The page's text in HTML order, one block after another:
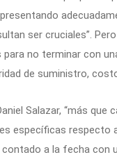
ser cruciales”.
no terminar con
de suministro,
Salazar, “más
específicas respecto
a la fecha con